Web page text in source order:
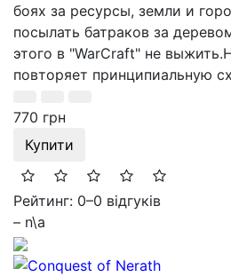
боях за ресурсы, земли и
посылать батраков за
этого в "WarCraft" не
повторяет принципиальную
770 грн
Купити
Рейтинг: 0–0 відгуків
– n\a